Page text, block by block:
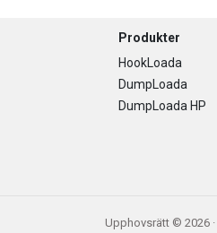
Footer
Produkter
HookLoada
DumpLoada
DumpLoada HP
Upphovsrätt © 2026